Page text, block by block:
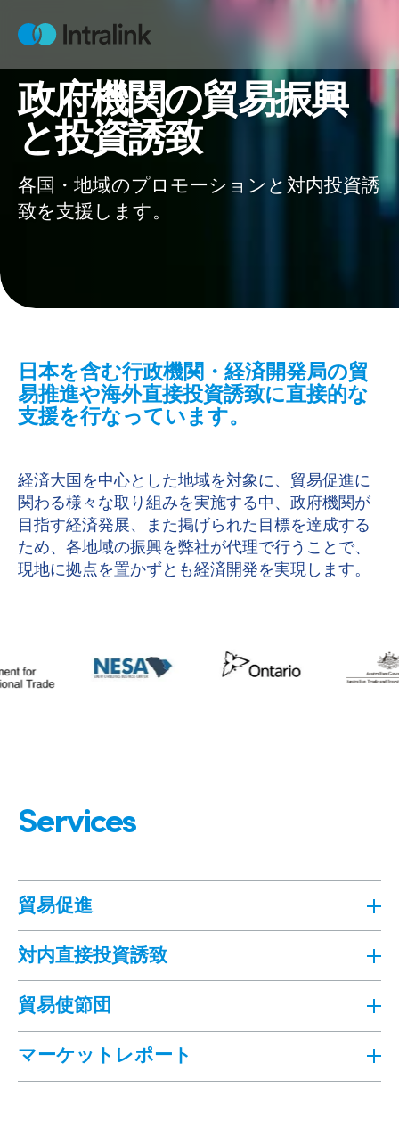
t
H
m
e
政府機関の貿易振興
と投資誘致
各国・地域のプロモーションと対内投資誘
致を支援します。
日本を含む行政機関・経済開発局の貿
易推進や海外直接投資誘致に直接的な
支援を行なっています。
経済大国を中心とした地域を対象に、貿易促進に
関わる様々な取り組みを実施する中、 政府機関が
目指す経済発展、また掲げられた目標を達成する
ため、各地域の振興を弊社が代理で行うことで、
現地に拠点を置かずとも経済開発を実現します。
Services
貿易促進
対内直接投資誘致
貿易使節団
マーケットレポート